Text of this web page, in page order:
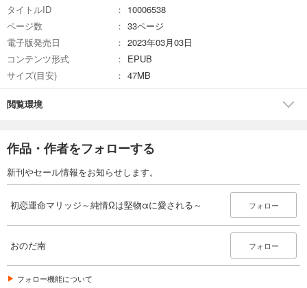
タイトルID
10006538
ページ数
33ページ
電子版発売日
2023年03月03日
コンテンツ形式
EPUB
サイズ(目安)
47MB
閲覧環境
作品・作者をフォローする
新刊やセール情報をお知らせします。
初恋運命マリッジ～純情Ωは堅物αに愛される～ フォロー
おのだ南 フォロー
フォロー機能について